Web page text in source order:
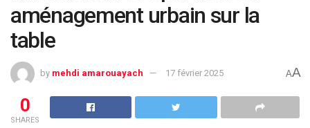
aménagement urbain sur la
table
by mehdi amarouayach 17 février 2025 AA
0
SHARES